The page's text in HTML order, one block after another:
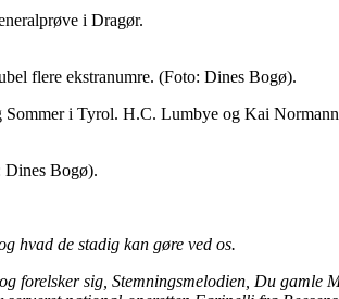
i Dragør.
flere ekstranumre. (Foto: Dines Bogø).
i Tyrol. H.C. Lumbye og Kai
Dines Bogø).
hvad de stadig kan gøre ved os.
forelsker sig, Stemningsmelodien, Du